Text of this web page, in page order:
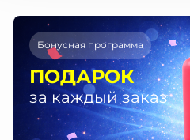
Бонусная программа
ПОДАРОК
за каждый заказ